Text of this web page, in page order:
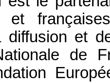
et
diffusion et
de